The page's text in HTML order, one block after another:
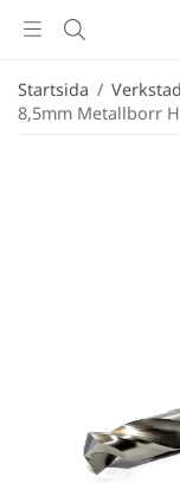
Startsida / Verkstad
8,5mm Metallborr